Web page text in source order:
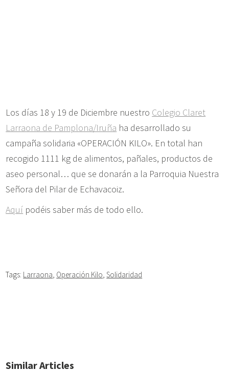
Los días 18 y 19 de Diciembre nuestro Colegio Claret
Larraona de Pamplona/Iruña ha desarrollado su
campaña solidaria «OPERACIÓN KILO». En total han
recogido 1111 kg de alimentos, pañales, productos de
aseo personal… que se donarán a la Parroquia Nuestra
Señora del Pilar de Echavacoiz.
Aquí podéis saber más de todo ello.
Tags: Larraona, Operación Kilo,Solidaridad
Similar Articles